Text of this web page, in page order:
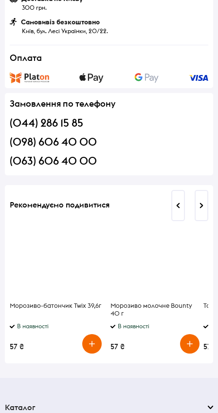
300 грн.
Самовивіз безкоштовно
Київ, бул. Лесі Українки, 20/22.
Оплата
Замовлення по телефону
(044) 286 15 85
(098) 606 40 00
(063) 606 40 00
Рекомендуємо подивитися
Морозиво-батончик Twix 39,6г
В наявності
57 ₴
Морозиво молочне Bounty
40 г
В наявності
57 ₴ 57 ₴
Каталог